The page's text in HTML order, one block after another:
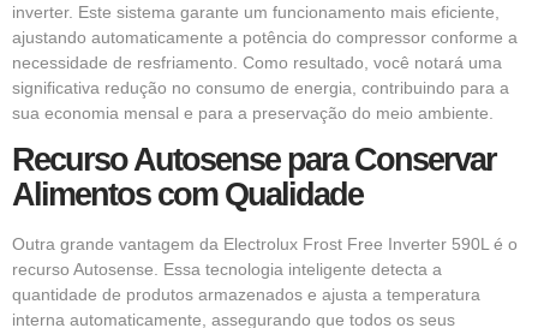
inverter. Este sistema garante um funcionamento mais eficiente,
ajustando automaticamente a potência do compressor conforme a
necessidade de resfriamento. Como resultado, você notará uma
significativa redução no consumo de energia, contribuindo para a
sua economia mensal e para a preservação do meio ambiente.
Recurso Autosense para Conservar
Alimentos com Qualidade
Outra grande vantagem da Electrolux Frost Free Inverter 590L é o
recurso Autosense. Essa tecnologia inteligente detecta a
quantidade de produtos armazenados e ajusta a temperatura
interna automaticamente, assegurando que todos os seus